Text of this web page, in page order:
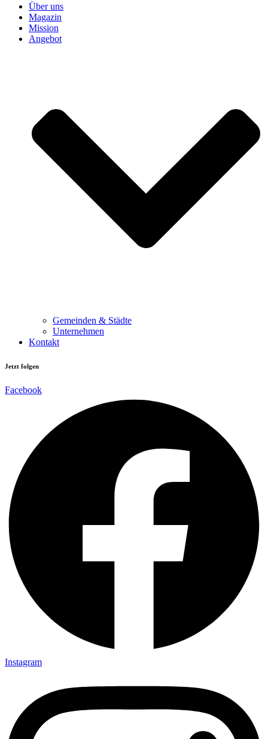
Über uns
Magazin
Mission
Angebot
Gemeinden & Städte
Unternehmen
Kontakt
Jetzt folgen
Facebook
Instagram